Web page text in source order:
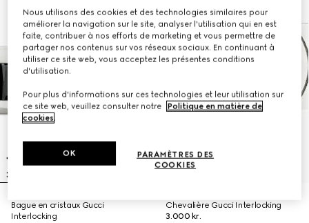
Bague en cristaux Gucci
Interlocking
Chevalière Gucci Interlocking
3.000 kr.
Nous utilisons des cookies et des technologies similaires pour
améliorer la navigation sur le site, analyser l'utilisation qui en est
faite, contribuer à nos efforts de marketing et vous permettre de
partager nos contenus sur vos réseaux sociaux. En continuant à
utiliser ce site web, vous acceptez les présentes conditions
d'utilisation.
Pour plus d'informations sur ces technologies et leur utilisation sur
ce site web, veuillez consulter notre
Politique en matière de
cookies.
PARAMÈTRES DES
COOKIES
OK